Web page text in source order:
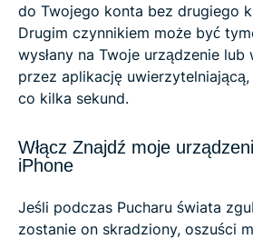
do Twojego konta bez drugiego
Drugim czynnikiem może być
wysłany na Twoje urządzenie lub
przez aplikację
co kilka sekund.
Włącz Znajdź moje
iPhone
Jeśli podczas Pucharu świata
zostanie on skradziony, oszuści